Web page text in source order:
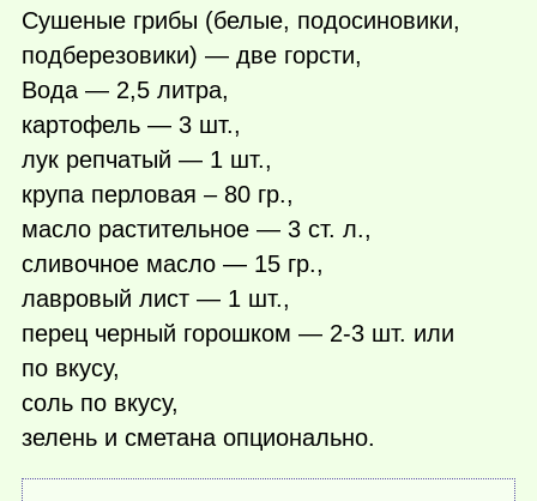
Сушеные грибы (белые, подосиновики,
подберезовики) — две горсти,
Вода — 2,5 литра,
картофель — 3 шт.,
лук репчатый — 1 шт.,
крупа перловая – 80 гр.,
масло растительное — 3 ст. л.,
сливочное масло — 15 гр.,
лавровый лист — 1 шт.,
перец черный горошком — 2-3 шт. или
по вкусу,
соль по вкусу,
зелень и сметана опционально.